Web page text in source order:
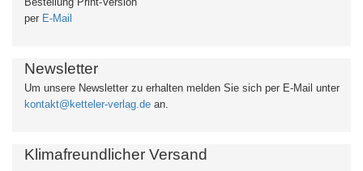
per E-Mail
Newsletter
Um unsere Newsletter zu erhalten melden Sie sich per E-Mail unter
kontakt@ketteler-verlag.de an.
Klimafreundlicher Versand